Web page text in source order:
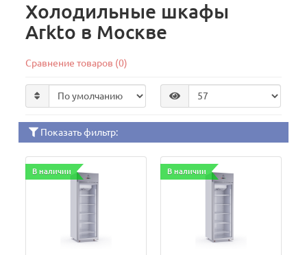
Холодильные шкафы
Arkto в Москве
Сравнение товаров (0)
Показать фильтр:
В наличии В наличии